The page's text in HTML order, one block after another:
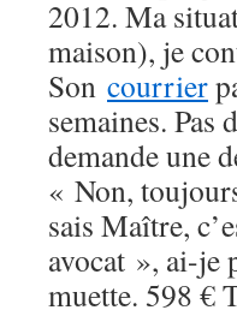
2012. Ma
maison), je
Son courrier
semaines.
demande une
« Non,
sais Maître,
avocat », ai-je
muette. 598 €